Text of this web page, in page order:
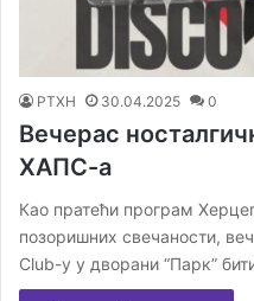
РТХН 30.04.2025 0
Вечерас
ХАПС-а
Као пратећи програм
позоришних свечаности,
Club-у у дворани “Парк”